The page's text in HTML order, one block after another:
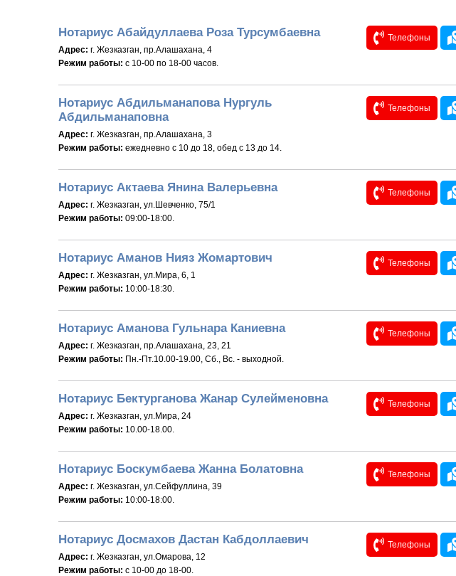
Нотариус Абайдуллаева Роза Турсумбаевна
Адрес: г. Жезказган, пр.Алашахана, 4
Режим работы: с 10-00 по 18-00 часов.
Телефоны
Нотариус Абдильманапова Нургуль
Абдильманаповна
Адрес: г. Жезказган, пр.Алашахана, 3
Режим работы: ежедневно c 10 до 18, обед с 13 до 14.
Телефоны
Нотариус Актаева Янина Валерьевна
Адрес: г. Жезказган, ул.Шевченко, 75/1
Режим работы: 09:00-18:00.
Телефоны
Нотариус Аманов Нияз Жомартович
Адрес: г. Жезказган, ул.Мира, 6, 1
Режим работы: 10:00-18:30.
Телефоны
Нотариус Аманова Гульнара Каниевна
Адрес: г. Жезказган, пр.Алашахана, 23, 21
Режим работы: Пн.-Пт.10.00-19.00, Сб., Вс. - выходной.
Телефоны
Нотариус Бектурганова Жанар Сулейменовна
Адрес: г. Жезказган, ул.Мира, 24
Режим работы: 10.00-18.00.
Телефоны
Нотариус Боскумбаева Жанна Болатовна
Адрес: г. Жезказган, ул.Сейфуллина, 39
Режим работы: 10:00-18:00.
Телефоны
Нотариус Досмахов Дастан Кабдоллаевич
Адрес: г. Жезказган, ул.Омарова, 12
Режим работы: с 10-00 до 18-00.
Телефоны